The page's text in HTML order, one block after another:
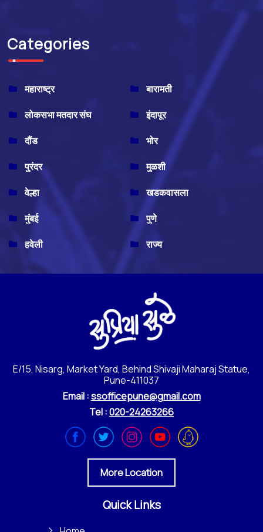
Categories
महाराष्ट्र
बारामती
लोकसभा मतदार संघ
इंदापूर
दौंड
भोर
पुरंदर
मुळशी
वेल्हा
खडकवासला
मुंबई
पुणे
हवेली
राज्य
E/15, Nisarg, Market Yard, Behind Shivaji Maharaj Statue,
Pune-411037
Email :ssofficepune@gmail.com
Tel :020-24263266
More Location
Quick Links